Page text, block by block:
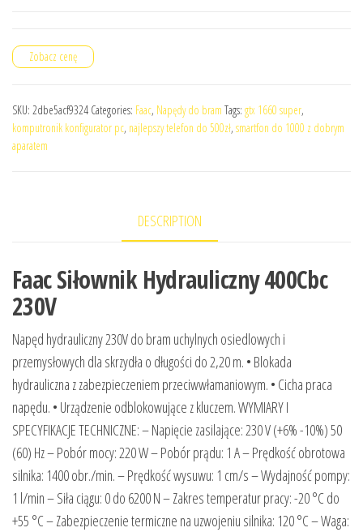
Zobacz cenę
SKU: 2dbe5acf9324 Categories: Faac, Napędy do bram Tags: gtx 1660 super,
komputronik konfigurator pc, najlepszy telefon do 500zł, smartfon do 1000 z dobrym
aparatem
DESCRIPTION
Faac Siłownik Hydrauliczny 400Cbc
230V
Napęd hydrauliczny 230V do bram uchylnych osiedlowych i
przemysłowych dla skrzydła o długości do 2,20 m. • Blokada
hydrauliczna z zabezpieczeniem przeciwwłamaniowym. • Cicha praca
napędu. • Urządzenie odblokowujące z kluczem. WYMIARY I
SPECYFIKACJE TECHNICZNE: – Napięcie zasilające: 230 V (+6% -10%) 50
(60) Hz – Pobór mocy: 220 W – Pobór prądu: 1 A – Prędkość obrotowa
silnika: 1400 obr./min. – Prędkość wysuwu: 1 cm/s – Wydajność pompy:
1 l/min – Siła ciągu: 0 do 6200 N – Zakres temperatur pracy: -20 °C do
+55 °C – Zabezpieczenie termiczne na uzwojeniu silnika: 120 °C – Waga: